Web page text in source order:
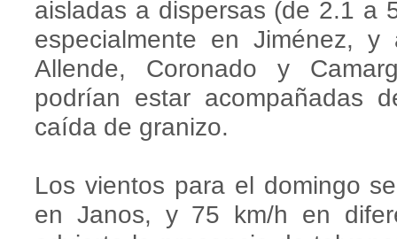
aisladas a dispersas (de 2.1 a
especialmente en Jiménez,
Allende, Coronado y
podrían estar acompañadas
caída de granizo.
Los vientos para el domingo
en Janos, y 75 km/h en